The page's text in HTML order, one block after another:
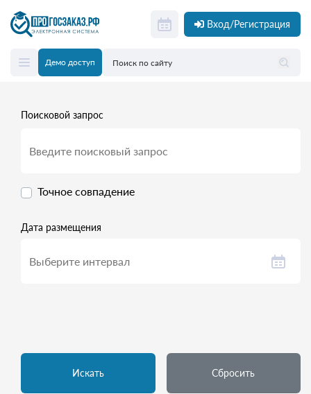
Вход/Регистрация
Демо доступ
Поисковой запрос
Точное совпадение
Дата размещения
Искать Сбросить